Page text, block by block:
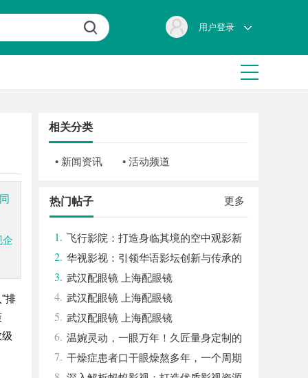
用户登录
企
排
相关分类
• 新闻资讯 • 活动频道
更多
热门帖子
1. 飞行影院：打造身临其境的空中观影新
体验
2. 华视影视：引领华语影坛创新与传承的
文化先锋
3. 武汉配眼镜 上海配眼镜
4. 武汉配眼镜 上海配眼镜
5. 武汉配眼镜 上海配眼镜
6. 温婉灵动，一眼万年！久匠量身定制的
眉眼唇，才是你整张脸的点睛之笔！淡颜系
7. 干燥症患者口干眼燥熬多年，一个周期